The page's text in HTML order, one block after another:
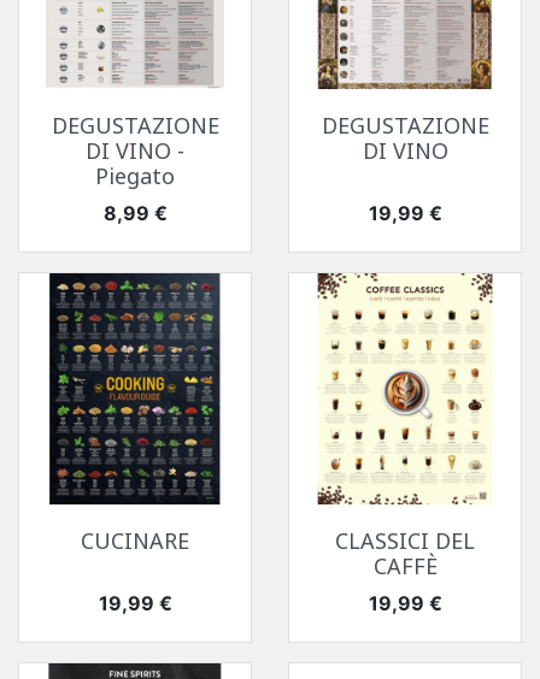
DEGUSTAZIONE
DI VINO -
Piegato
Prezzo
8,99 €
DEGUSTAZIONE
DI VINO
Prezzo
19,99 €
CUCINARE
Prezzo
19,99 €
CLASSICI DEL
CAFFÈ
Prezzo
19,99 €